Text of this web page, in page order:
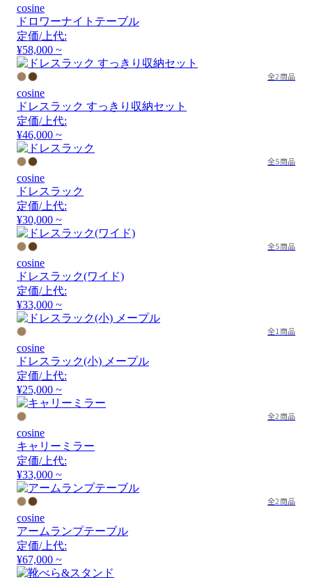
cosine
ドロワーナイトテーブル
定価/上代:
¥58,000 ~
全2商品
cosine
ドレスラック すっきり収納セット
定価/上代:
¥46,000 ~
全5商品
cosine
ドレスラック
定価/上代:
¥30,000 ~
全5商品
cosine
ドレスラック(ワイド)
定価/上代:
¥33,000 ~
全1商品
cosine
ドレスラック(小) メープル
定価/上代:
¥25,000 ~
全2商品
cosine
キャリーミラー
定価/上代:
¥33,000 ~
全2商品
cosine
アームランプテーブル
定価/上代:
¥67,000 ~